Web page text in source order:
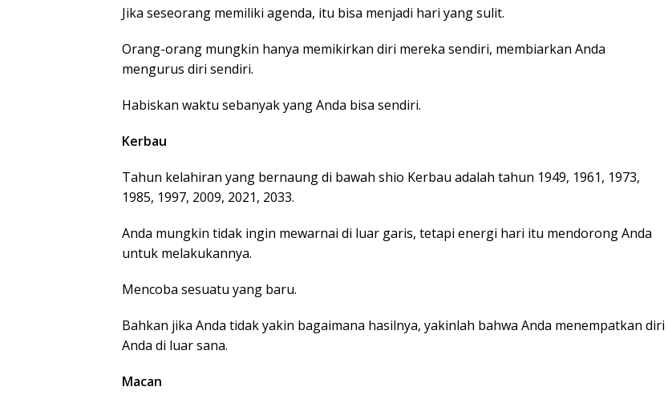
Jika seseorang memiliki agenda, itu bisa menjadi hari yang sulit.
Orang-orang mungkin hanya memikirkan diri mereka sendiri, membiarkan Anda
mengurus diri sendiri.
Habiskan waktu sebanyak yang Anda bisa sendiri.
Kerbau
Tahun kelahiran yang bernaung di bawah shio Kerbau adalah tahun 1949, 1961, 1973,
1985, 1997, 2009, 2021, 2033.
Anda mungkin tidak ingin mewarnai di luar garis, tetapi energi hari itu mendorong Anda
untuk melakukannya.
Mencoba sesuatu yang baru.
Bahkan jika Anda tidak yakin bagaimana hasilnya, yakinlah bahwa Anda menempatkan diri
Anda di luar sana.
Macan